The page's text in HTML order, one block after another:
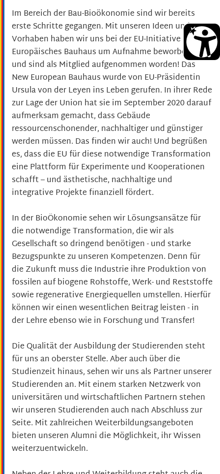
Im Bereich der Bau-Bioökonomie sind wir bereits
erste Schritte gegangen. Mit unseren Ideen und
Vorhaben haben wir uns bei der EU-Initiative Neues
Europäisches Bauhaus um Aufnahme beworben –
und sind als Mitglied aufgenommen worden! Das
New European Bauhaus wurde von EU-Präsidentin
Ursula von der Leyen ins Leben gerufen. In ihrer Rede
zur Lage der Union hat sie im September 2020 darauf
aufmerksam gemacht, dass Gebäude
ressourcenschonender, nachhaltiger und günstiger
werden müssen. Das finden wir auch! Und begrüßen
es, dass die EU für diese notwendige Transformation
eine Plattform für Experimente und Kooperationen
schafft – und ästhetische, nachhaltige und
integrative Projekte finanziell fördert.
In der BioÖkonomie sehen wir Lösungsansätze für
die notwendige Transformation, die wir als
Gesellschaft so dringend benötigen - und starke
Bezugspunkte zu unseren Kompetenzen. Denn für
die Zukunft muss die Industrie ihre Produktion von
fossilen auf biogene Rohstoffe, Werk- und Reststoffe
sowie regenerative Energiequellen umstellen. Hierfür
können wir einen wesentlichen Beitrag leisten - in
der Lehre ebenso wie in Forschung und Transfer!
Die Qualität der Ausbildung der Studierenden steht
für uns an oberster Stelle. Aber auch über die
Studienzeit hinaus, sehen wir uns als Partner unserer
Studierenden an. Mit einem starken Netzwerk von
universitären und wirtschaftlichen Partnern stehen
wir unseren Studierenden auch nach Abschluss zur
Seite. Mit zahlreichen Weiterbildungsangeboten
bieten unseren Alumni die Möglichkeit, ihr Wissen
weiterzuentwickeln.